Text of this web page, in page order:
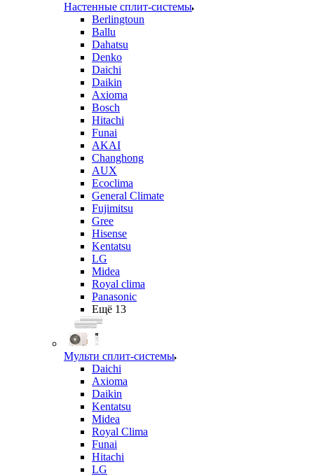
Настенные сплит-системы
Berlingtoun
Ballu
Dahatsu
Denko
Daichi
Daikin
Axioma
Bosch
Hitachi
Funai
AKAI
Changhong
AUX
Ecoclima
General Climate
Fujimitsu
Gree
Hisense
Kentatsu
LG
Midea
Royal clima
Panasonic
Ещё 13
Мульти сплит-системы
Daichi
Axioma
Daikin
Kentatsu
Midea
Royal Clima
Funai
Hitachi
LG